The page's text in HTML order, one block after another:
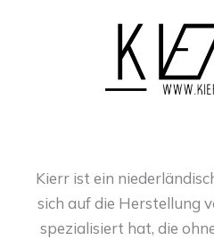
Kierr ist ein
sich auf die Herstellung
spezialisiert hat, die